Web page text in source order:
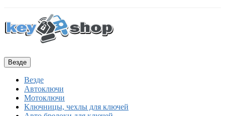
Везде
Везде
Автоключи
Мотоключи
Ключницы, чехлы для ключей